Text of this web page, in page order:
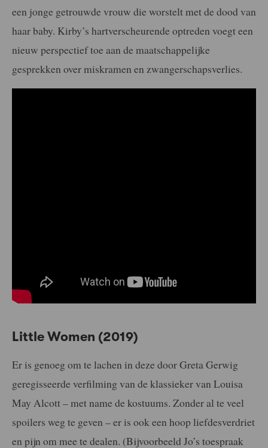
een jonge getrouwde vrouw die worstelt met de dood van
haar baby. Kirby’s hartverscheurende optreden voegt een
nieuw perspectief toe aan de maatschappelijke
gesprekken over miskramen en zwangerschapsverlies.
Little Women (2019)
Er is genoeg om te lachen in deze door Greta Gerwig
geregisseerde verfilming van de klassieker van Louisa
May Alcott – met name de kostuums. Zonder al te veel
spoilers weg te geven – er is ook een hoop liefdesverdriet
en pijn om mee te dealen. (Bijvoorbeeld Jo’s toespraak